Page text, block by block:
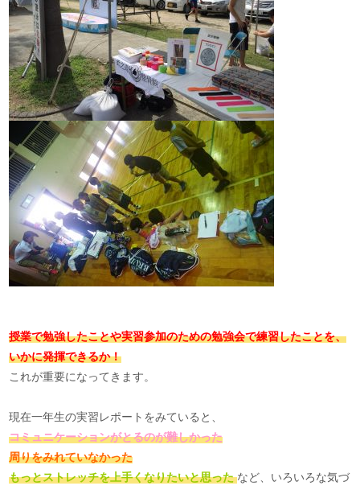
授業で勉強したことや実習参加のための勉強会で練習したことを、
いかに発揮できるか！
これが重要になってきます。
現在一年生の実習レポートをみていると、
コミュニケーションがとるのが難しかった
周りをみれていなかった
もっとストレッチを上手くなりたいと思ったなど、いろいろな気づ